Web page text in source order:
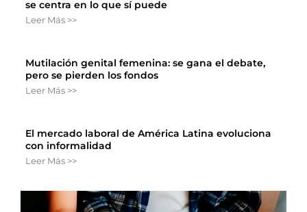
se centra en lo que sí puede
Leer Más >>
Mutilación genital femenina: se gana el debate,
pero se pierden los fondos
Leer Más >>
El mercado laboral de América Latina evoluciona
con informalidad
Leer Más >>